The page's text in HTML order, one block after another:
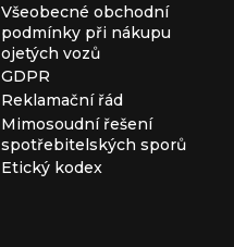
Všeobecné obchodní
podmínky při nákupu
ojetých vozů
GDPR
Reklamační řád
Mimosoudní řešení
spotřebitelských sporů
Etický kodex